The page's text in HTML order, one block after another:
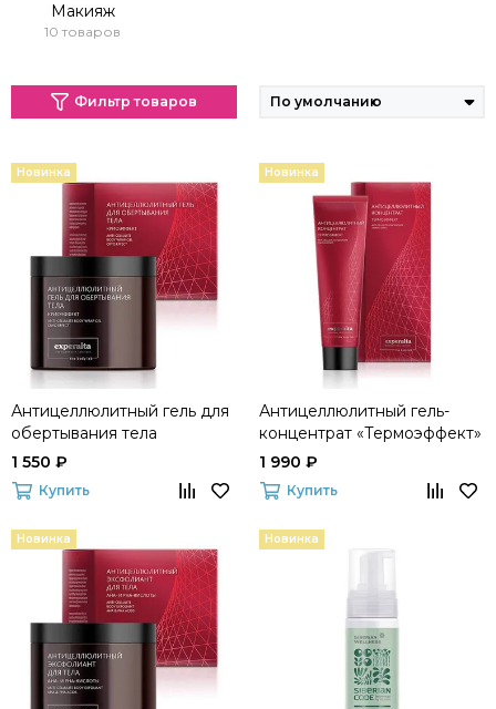
Макияж
10 товаров
Фильтр товаров
Новинка
Антицеллюлитный гель для
обертывания тела
«Криоэффект» Experalta The
Body Lab
1 550 ₽
Купить
Новинка
Антицеллюлитный гель-
концентрат «Термоэффект»
Experalta The Body Lab
1 990 ₽
Купить
Новинка Новинка